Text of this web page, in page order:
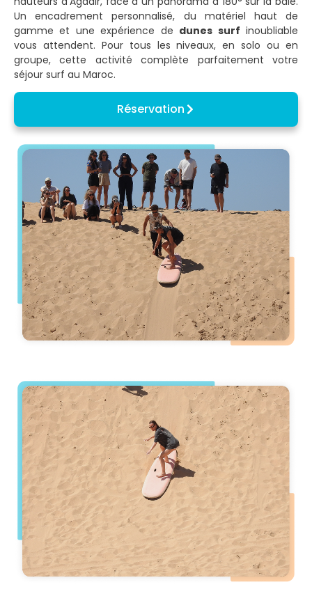
Un encadrement personnalisé, du matériel haut de
gamme et une expérience de dunes surf inoubliable
vous attendent. Pour tous les niveaux, en solo ou en
groupe, cette activité complète parfaitement votre
séjour surf au Maroc.
Réservation